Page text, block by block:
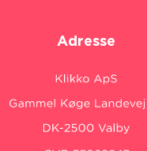
Adresse